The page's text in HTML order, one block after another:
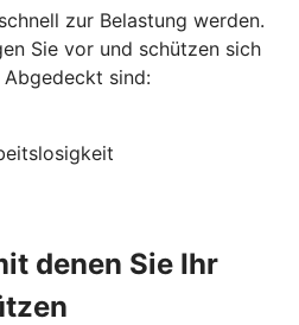
zur Belastung werden.
Sie vor und schützen sich
Abgedeckt sind:
denen Sie Ihr